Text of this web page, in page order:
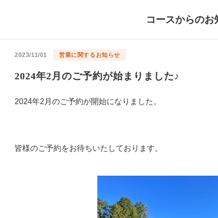
コースからのお
2023/11/01 営業に関するお知らせ
2024年2月のご予約が始まりました♪
2024年2月のご予約が開始になりました。
皆様のご予約をお待ちいたしております。